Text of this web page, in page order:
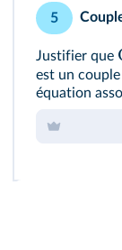
5
Justifier que
est un
équation